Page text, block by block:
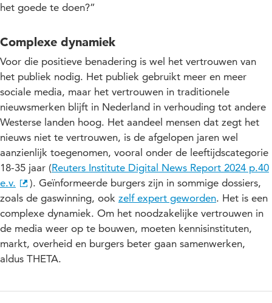
het goede te doen?”
Complexe dynamiek
Voor die positieve benadering is wel het vertrouwen van
het publiek nodig. Het publiek gebruikt meer en meer
sociale media, maar het vertrouwen in traditionele
nieuwsmerken blijft in Nederland in verhouding tot andere
Westerse landen hoog. Het aandeel mensen dat zegt het
nieuws niet te vertrouwen, is de afgelopen jaren wel
aanzienlijk toegenomen, vooral onder de leeftijdscategorie
18-35 jaar (Reuters Institute Digital News Report 2024 p.40
e.v.
). Geïnformeerde burgers zijn in sommige dossiers,
zoals de gaswinning, ook zelf expert geworden. Het is een
complexe dynamiek. Om het noodzakelijke vertrouwen in
de media weer op te bouwen, moeten kennisinstituten,
markt, overheid en burgers beter gaan samenwerken,
aldus THETA.